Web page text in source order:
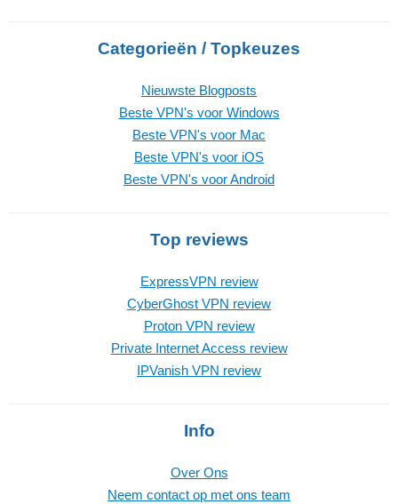
Categorieën / Topkeuzes
Nieuwste Blogposts
Beste VPN's voor Windows
Beste VPN's voor Mac
Beste VPN's voor iOS
Beste VPN's voor Android
Top reviews
ExpressVPN review
CyberGhost VPN review
Proton VPN review
Private Internet Access review
IPVanish VPN review
Info
Over Ons
Neem contact op met ons team